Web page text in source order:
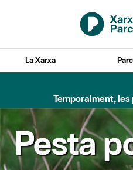
Salta al contingut principal
La Xarxa
Temporalment,
Pesta